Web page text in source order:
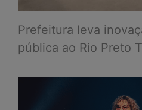
Prefeitura leva
pública ao Rio Preto